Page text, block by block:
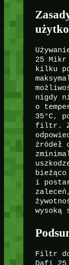
25 Mikr
kilku
nigdy
o
35°C,
filtr.
źródeł
i
wysoką
Filtr do
Dafi 25